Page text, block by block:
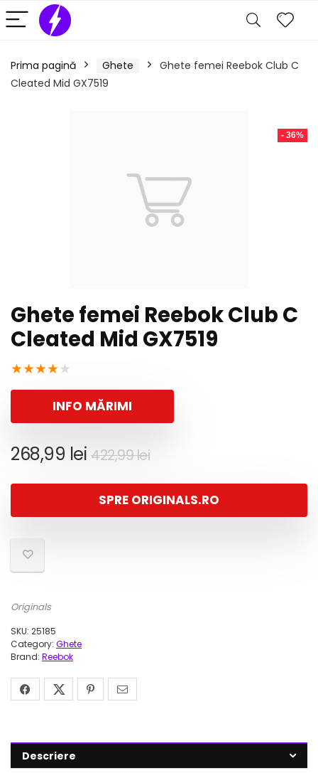
Prima pagină Ghete
Ghete femei Reebok Club C
Cleated Mid GX7519
- 36%
Ghete femei Reebok Club C
Cleated Mid GX7519
★★★★★
INFO MĂRIMI
422,99leiPrețul
a
fost:
268,99 lei
Prețul
este:
268,99 lei.
SPRE ORIGINALS.RO
Originals
SKU: 25185
Category: Ghete
Brand: Reebok
Descriere